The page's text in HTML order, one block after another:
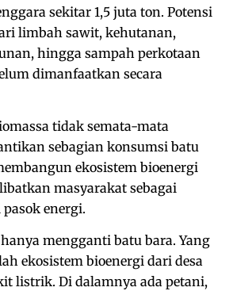
sekitar 1,5 juta ton. Potensi
limbah sawit, kehutanan,
hingga sampah perkotaan
dimanfaatkan secara
tidak semata-mata
sebagian konsumsi batu
ekosistem bioenergi
masyarakat sebagai
energi.
mengganti batu bara. Yang
ekosistem bioenergi dari desa
listrik. Di dalamnya ada petani,